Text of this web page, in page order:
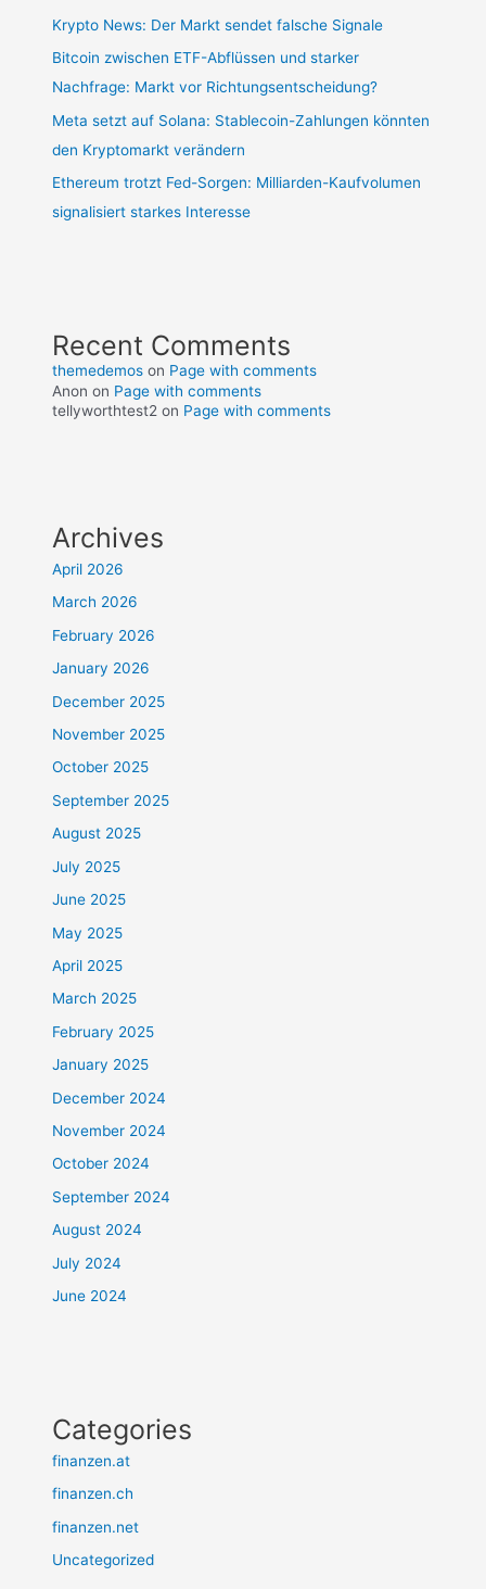
Krypto News: Der Markt sendet falsche Signale
Bitcoin zwischen ETF-Abflüssen und starker
Nachfrage: Markt vor Richtungsentscheidung?
Meta setzt auf Solana: Stablecoin-Zahlungen könnten
den Kryptomarkt verändern
Ethereum trotzt Fed-Sorgen: Milliarden-Kaufvolumen
signalisiert starkes Interesse
Recent Comments
themedemos on Page with comments
Anon on Page with comments
tellyworthtest2 on Page with comments
Archives
April 2026
March 2026
February 2026
January 2026
December 2025
November 2025
October 2025
September 2025
August 2025
July 2025
June 2025
May 2025
April 2025
March 2025
February 2025
January 2025
December 2024
November 2024
October 2024
September 2024
August 2024
July 2024
June 2024
Categories
finanzen.at
finanzen.ch
finanzen.net
Uncategorized